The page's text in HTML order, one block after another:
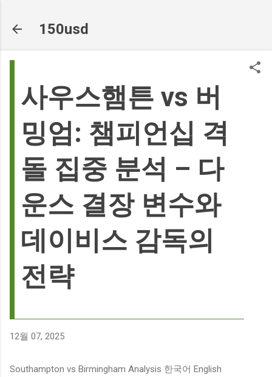
150usd
사우스햄튼 vs 버
밍엄: 챔피언십 격
돌 집중 분석 – 다
운스 결장 변수와
데이비스 감독의
전략
12월 07, 2025
Southampton vs Birmingham Analysis 한국어 English